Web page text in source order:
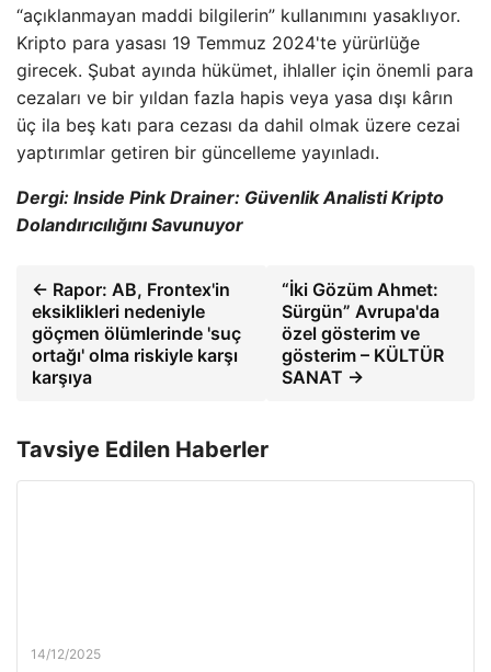
“açıklanmayan maddi bilgilerin” kullanımını yasaklıyor.
Kripto para yasası 19 Temmuz 2024'te yürürlüğe
girecek. Şubat ayında hükümet, ihlaller için önemli para
cezaları ve bir yıldan fazla hapis veya yasa dışı kârın
üç ila beş katı para cezası da dahil olmak üzere cezai
yaptırımlar getiren bir güncelleme yayınladı.
Dergi: Inside Pink Drainer: Güvenlik Analisti Kripto
Dolandırıcılığını Savunuyor
← Rapor: AB, Frontex'in
eksiklikleri nedeniyle
göçmen ölümlerinde 'suç
ortağı' olma riskiyle karşı
karşıya
“İki Gözüm Ahmet:
Sürgün” Avrupa'da
özel gösterim ve
gösterim – KÜLTÜR
SANAT →
Tavsiye Edilen Haberler
14/12/2025